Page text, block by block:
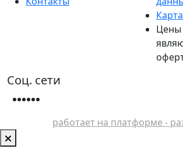
Цены
Соц. сети
работает на платформе -